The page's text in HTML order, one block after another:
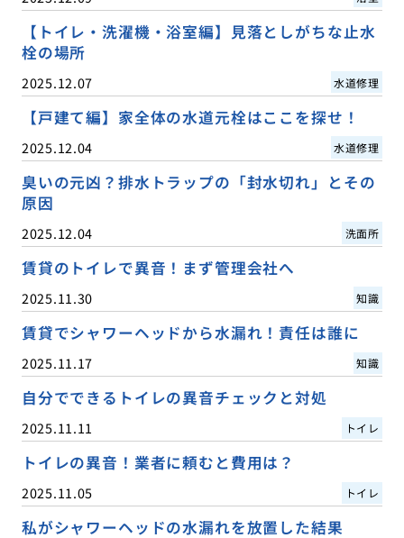
【トイレ・洗濯機・浴室編】見落としがちな止水
栓の場所
2025.12.07 水道修理
【戸建て編】家全体の水道元栓はここを探せ！
2025.12.04 水道修理
臭いの元凶？排水トラップの「封水切れ」とその
原因
2025.12.04 洗面所
賃貸のトイレで異音！まず管理会社へ
2025.11.30 知識
賃貸でシャワーヘッドから水漏れ！責任は誰に
2025.11.17 知識
自分でできるトイレの異音チェックと対処
2025.11.11 トイレ
トイレの異音！業者に頼むと費用は？
2025.11.05 トイレ
私がシャワーヘッドの水漏れを放置した結果